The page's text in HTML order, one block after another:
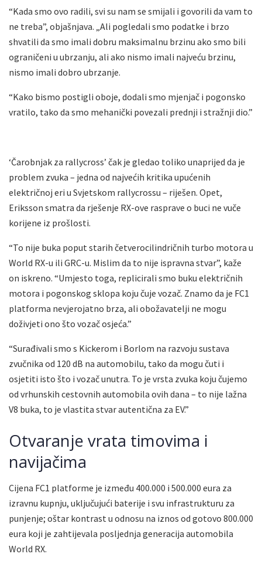
“Kada smo ovo radili, svi su nam se smijali i govorili da vam to
ne treba”, objašnjava. „Ali pogledali smo podatke i brzo
shvatili da smo imali dobru maksimalnu brzinu ako smo bili
ograničeni u ubrzanju, ali ako nismo imali najveću brzinu,
nismo imali dobro ubrzanje.
“Kako bismo postigli oboje, dodali smo mjenjač i pogonsko
vratilo, tako da smo mehanički povezali prednji i stražnji dio.”
‘Čarobnjak za rallycross’ čak je gledao toliko unaprijed da je
problem zvuka – jedna od najvećih kritika upućenih
električnoj eri u Svjetskom rallycrossu – riješen. Opet,
Eriksson smatra da rješenje RX-ove rasprave o buci ne vuče
korijene iz prošlosti.
“To nije buka poput starih četverocilindričnih turbo motora u
World RX-u ili GRC-u. Mislim da to nije ispravna stvar”, kaže
on iskreno. “Umjesto toga, replicirali smo buku električnih
motora i pogonskog sklopa koju čuje vozač. Znamo da je FC1
platforma nevjerojatno brza, ali obožavatelji ne mogu
doživjeti ono što vozač osjeća.”
“Surađivali smo s Kickerom i Borlom na razvoju sustava
zvučnika od 120 dB na automobilu, tako da mogu čuti i
osjetiti isto što i vozač unutra. To je vrsta zvuka koju čujemo
od vrhunskih cestovnih automobila ovih dana – to nije lažna
V8 buka, to je vlastita stvar autentična za EV.”
Otvaranje vrata timovima i
navijačima
Cijena FC1 platforme je između 400.000 i 500.000 eura za
izravnu kupnju, uključujući baterije i svu infrastrukturu za
punjenje; oštar kontrast u odnosu na iznos od gotovo 800.000
eura koji je zahtijevala posljednja generacija automobila
World RX.